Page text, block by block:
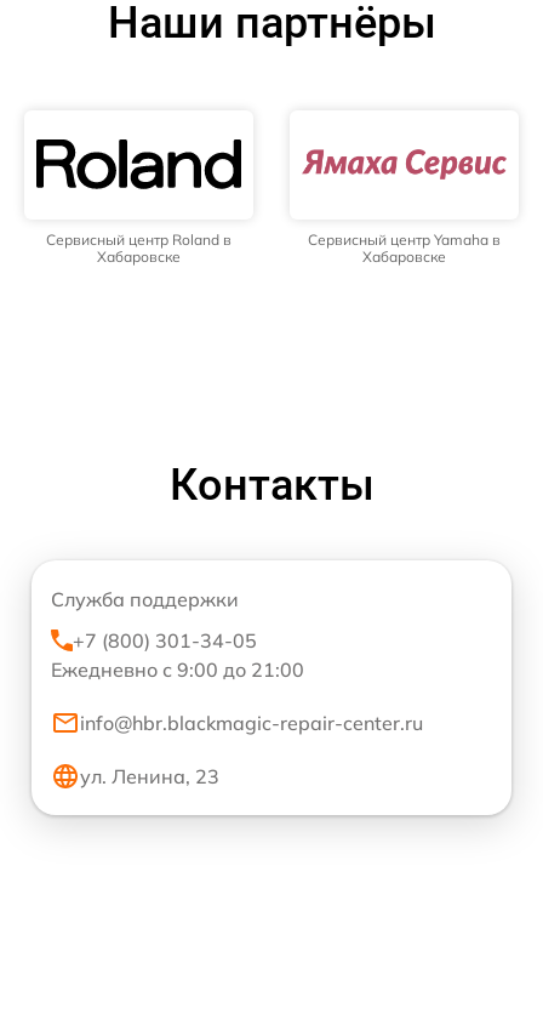
Наши партнёры
Сервисный центр Roland в
Хабаровске
Сервисный центр Yamaha в
Хабаровске
Контакты
Служба поддержки
+7 (800) 301-34-05
Ежедневно с 9:00 до 21:00
info@hbr.blackmagic-repair-center.ru
ул. Ленина, 23